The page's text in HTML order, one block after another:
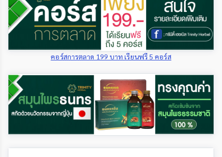
คอร์สการตลาด 199 บาท เรียนฟรี 5 คอร์ส